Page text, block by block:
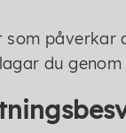
som påverkar
du